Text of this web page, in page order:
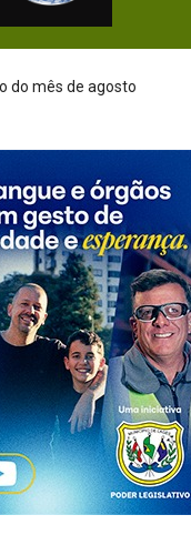
mil metros de cabos de